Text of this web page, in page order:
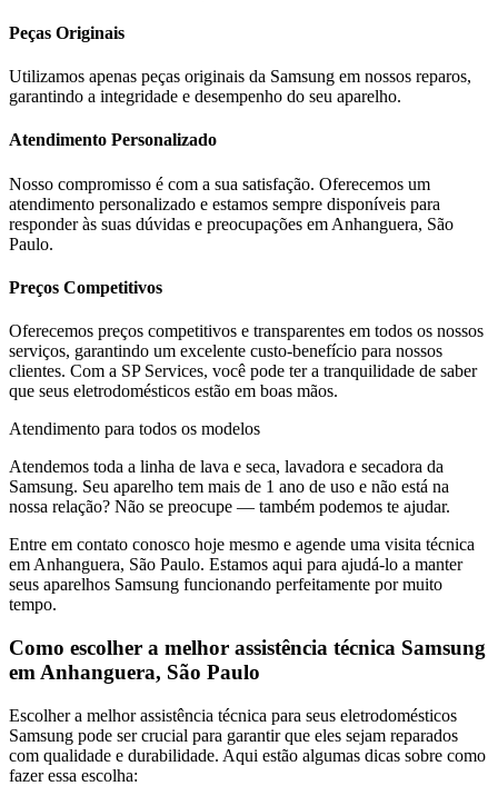
Peças Originais
Utilizamos apenas peças originais da Samsung em nossos reparos,
garantindo a integridade e desempenho do seu aparelho.
Atendimento Personalizado
Nosso compromisso é com a sua satisfação. Oferecemos um
atendimento personalizado e estamos sempre disponíveis para
responder às suas dúvidas e preocupações em Anhanguera, São
Paulo.
Preços Competitivos
Oferecemos preços competitivos e transparentes em todos os nossos
serviços, garantindo um excelente custo-benefício para nossos
clientes. Com a SP Services, você pode ter a tranquilidade de saber
que seus eletrodomésticos estão em boas mãos.
Atendimento para todos os modelos
Atendemos toda a linha de lava e seca, lavadora e secadora da
Samsung. Seu aparelho tem mais de 1 ano de uso e não está na
nossa relação? Não se preocupe — também podemos te ajudar.
Entre em contato conosco hoje mesmo e agende uma visita técnica
em Anhanguera, São Paulo. Estamos aqui para ajudá-lo a manter
seus aparelhos Samsung funcionando perfeitamente por muito
tempo.
Como escolher a melhor assistência técnica Samsung
em Anhanguera, São Paulo
Escolher a melhor assistência técnica para seus eletrodomésticos
Samsung pode ser crucial para garantir que eles sejam reparados
com qualidade e durabilidade. Aqui estão algumas dicas sobre como
fazer essa escolha: